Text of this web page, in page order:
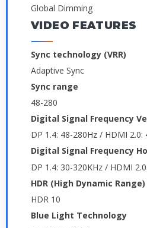
Global Dimming
VIDEO FEATURES
Sync technology (VRR)
Adaptive Sync
Sync range
48-280
Digital Signal Frequency
DP 1.4: 48-280Hz / HDMI 2.0:
Digital Signal Frequency
DP 1.4: 30-320KHz / HDMI
HDR (High Dynamic Range)
HDR 10
Blue Light Technology